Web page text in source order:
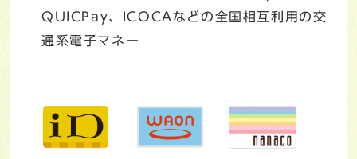
QUICPay、ICOCAなどの全国相互利用の交
通系電子マネー